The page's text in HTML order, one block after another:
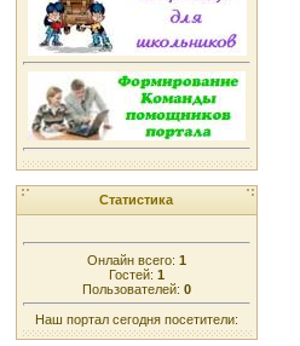
Статистика
Онлайн всего: 1
Гостей: 1
Пользователей: 0
Наш портал сегодня посетители: